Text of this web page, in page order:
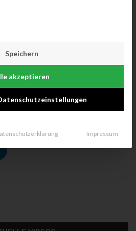
Gruppen, für die eine
Speichern
akzeptieren
Impressum